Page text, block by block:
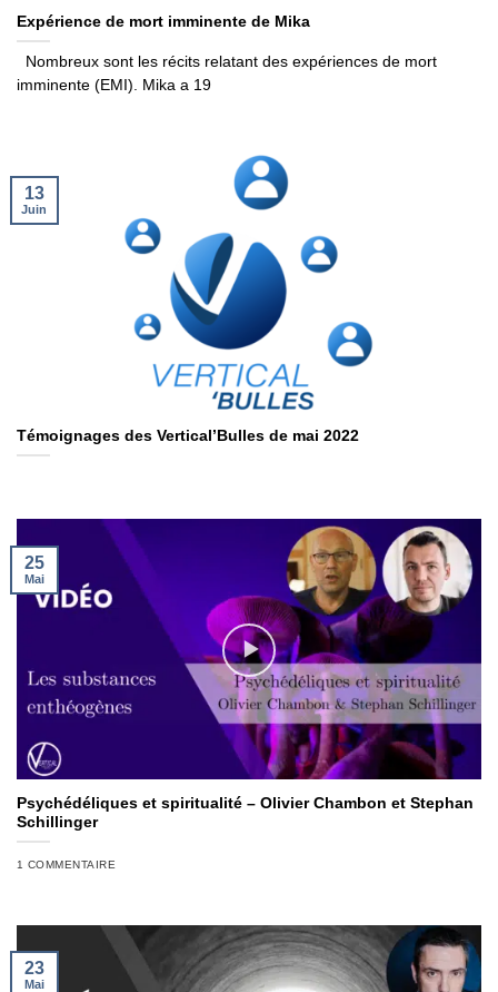
Expérience de mort imminente de Mika
Nombreux sont les récits relatant des expériences de mort
imminente (EMI). Mika a 19
Témoignages des Vertical’Bulles de mai 2022
13
Juin
Psychédéliques et spiritualité – Olivier Chambon et Stephan
Schillinger
1 COMMENTAIRE
25
Mai
23
Mai